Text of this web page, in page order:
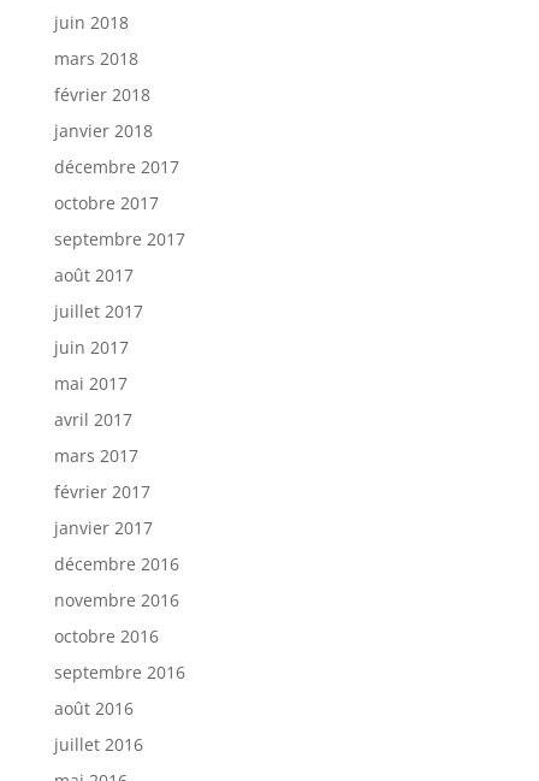
juin 2018
mars 2018
février 2018
janvier 2018
décembre 2017
octobre 2017
septembre 2017
août 2017
juillet 2017
juin 2017
mai 2017
avril 2017
mars 2017
février 2017
janvier 2017
décembre 2016
novembre 2016
octobre 2016
septembre 2016
août 2016
juillet 2016